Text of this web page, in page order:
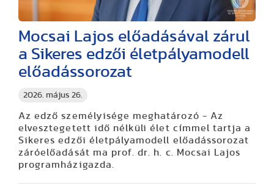
2026. május 26.
Mocsai Lajos előadásával zárul
a Sikeres edzői életpályamodell
előadássorozat
Az edző személyisége meghatározó - Az
elvesztegetett idő nélküli élet címmel tartja a
Sikeres edzői életpályamodell előadássorozat
záróelőadását ma prof. dr. h. c. Mocsai Lajos
programházigazda.